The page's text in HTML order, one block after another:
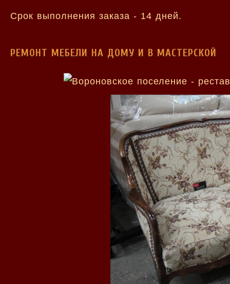
Срок выполнения заказа - 14 дней.
РЕМОНТ МЕБЕЛИ НА ДОМУ И В МАСТЕРСКОЙ